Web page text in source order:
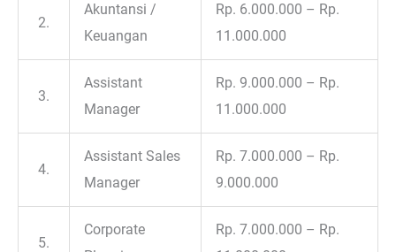
2.
Akuntansi /
Keuangan
Rp. 6.000.000 – Rp.
11.000.000
3.
Assistant
Manager
Rp. 9.000.000 – Rp.
11.000.000
4.
Assistant Sales
Manager
Rp. 7.000.000 – Rp.
9.000.000
5.
Corporate
Rp. 7.000.000 – Rp.